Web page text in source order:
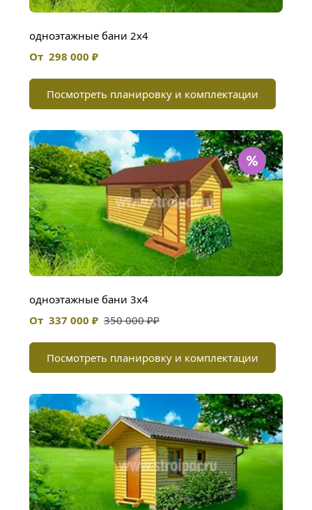
одноэтажные бани 2х4
От  298 000 ₽
Посмотреть планировку и комплектации
одноэтажные бани 3х4
От  337 000 ₽ 350 000 ₽₽
Посмотреть планировку и комплектации